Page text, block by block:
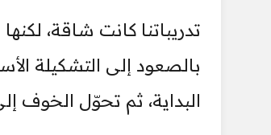
تدريباتنا كانت شاقة،
بالصعود إلى التشكيلة
البداية، ثم تحوّل الخوف